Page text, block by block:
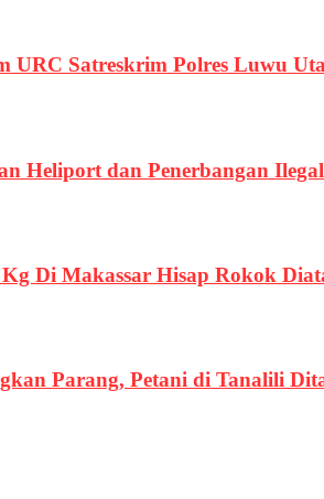
URC Satreskrim Polres Luwu
Heliport dan Penerbangan
Di Makassar Hisap Rokok
Parang, Petani di Tanalili